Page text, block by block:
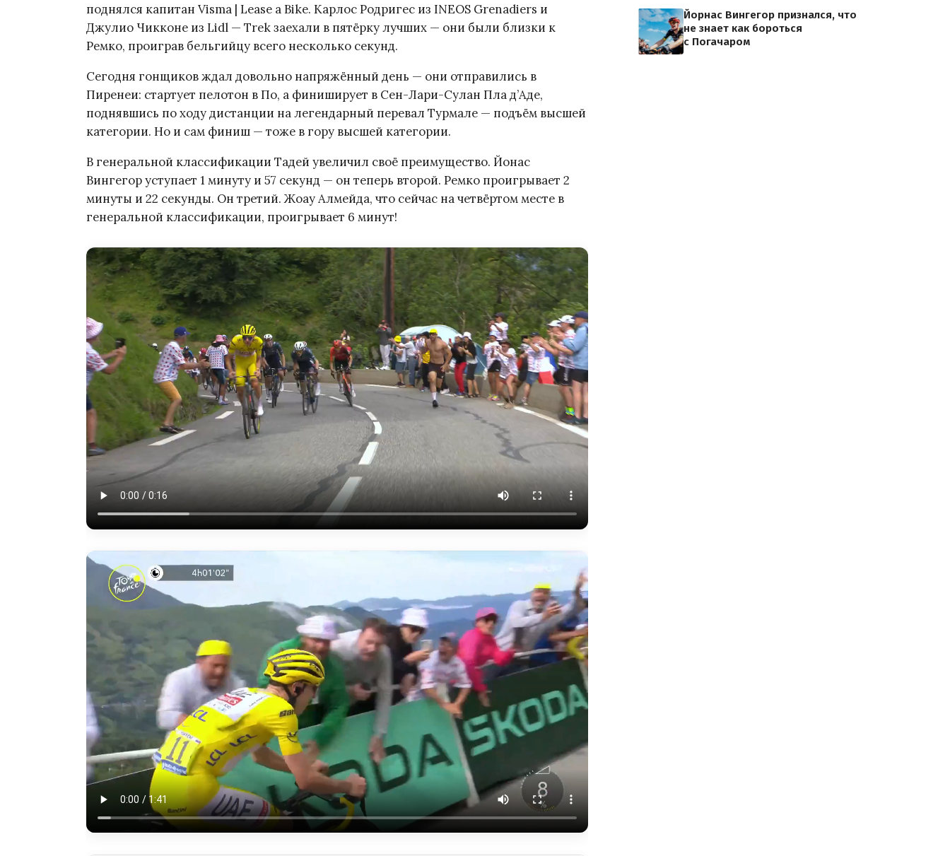
поднялся капитан Visma | Lease a Bike. Карлос Родригес из INEOS Grenadiers и
Джулио Чикконе из Lidl — Trek заехали в пятёрку лучших — они были близки к
Ремко, проиграв бельгийцу всего несколько секунд.
Сегодня гонщиков ждал довольно напряжённый день — они отправились в
Пиренеи: стартует пелотон в По, а финиширует в Сен-Лари-Сулан Пла д’Аде,
поднявшись по ходу дистанции на легендарный перевал Турмале — подъём высшей
категории. Но и сам финиш — тоже в гору высшей категории.
В генеральной классификации Тадей увеличил своё преимущество. Йонас
Вингегор уступает 1 минуту и 57 секунд — он теперь второй. Ремко проигрывает 2
минуты и 22 секунды. Он третий. Жоау Алмейда, что сейчас на четвёртом месте в
генеральной классификации, проигрывает 6 минут!
Йорнас Вингегор признался, что
не знает как бороться
с Погачаром